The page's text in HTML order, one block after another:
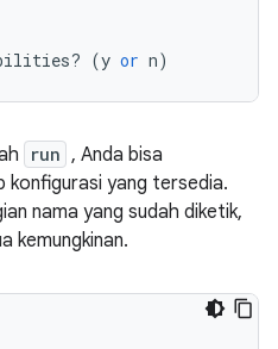
? (y or n)
run , Anda bisa
konfigurasi yang tersedia.
nama yang sudah diketik,
kemungkinan.